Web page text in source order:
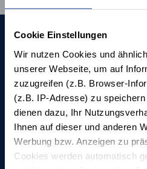
Cookie Einstellungen
Wir nutzen Cookies und
unserer Webseite, um auf
zuzugreifen (z.B. Browser-
(z.B. IP-Adresse) zu
dienen dazu, Ihr
Ihnen auf dieser und anderen
Werbung bzw. Anzeigen zu
Cookies werden automatisch
Freienstein auf Föhr
04681 746400
Kontakt Formular
Insel Föhr Exklusiv
04681 7461780